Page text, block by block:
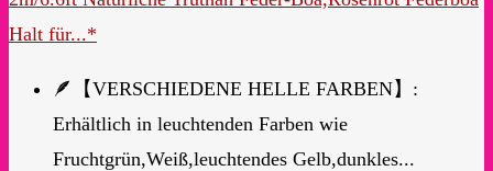
Halt für...*
🪶【VERSCHIEDENE HELLE FARBEN】:
Erhältlich in leuchtenden Farben wie
Fruchtgrün,Weiß,leuchtendes Gelb,dunkles...